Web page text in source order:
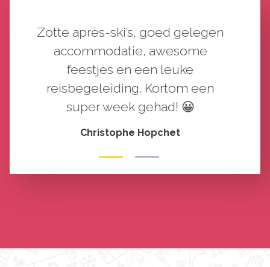
Eén van de beste weken van mijn
leven gehad! Zalige après ski’s,
accomodatie dicht bij de piste,
goede begeleiding,…echt een
aanrader!!
Sarah Van Osselaer
1